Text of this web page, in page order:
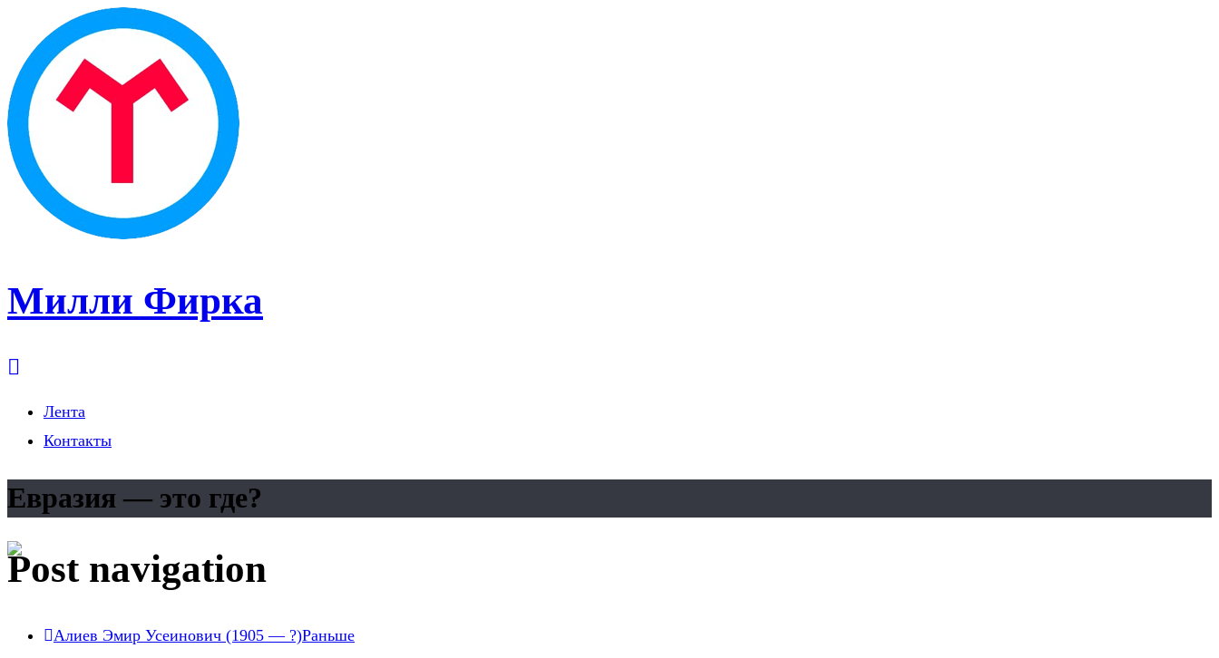
Милли Фирка
Лента
Контакты
Евразия — это где?
Post navigation
Алиев Эмир Усеинович (1905 — ?)Раньше